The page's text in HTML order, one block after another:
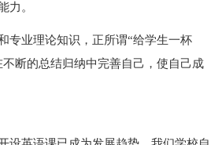
力。
专业理论知识，正所谓“给学生一杯
断的总结归纳中完善自己，使自己成